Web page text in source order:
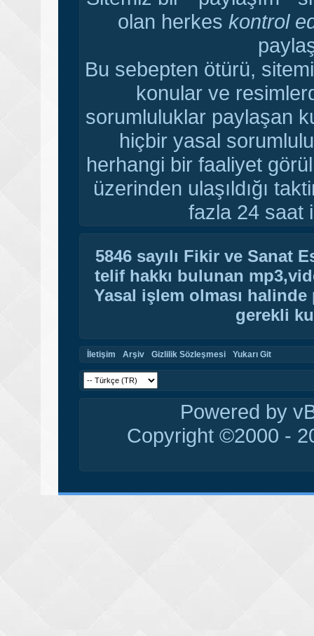
olan herkes kontrol
Bu sebepten ötürü,
konular ve
sorumluluklar paylaşan
hiçbir yasal
herhangi bir faaliyet
üzerinden ulaşıldığı
fazla 24 saat
5846 sayılı Fikir ve Sanat
telif hakkı bulunan
Yasal işlem olması
gerekli
İletişim Arşiv Gizlilik Sözleşmesi Yukarı Git
Powered by
Copyright ©2000 -